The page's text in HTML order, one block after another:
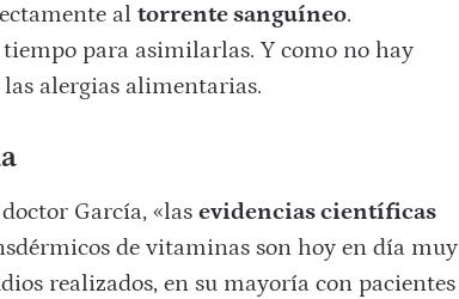
al torrente sanguíneo.
para asimilarlas. Y como no hay
alergias alimentarias.
García, «las evidencias científicas
de vitaminas son hoy en día muy
realizados, en su mayoría con pacientes